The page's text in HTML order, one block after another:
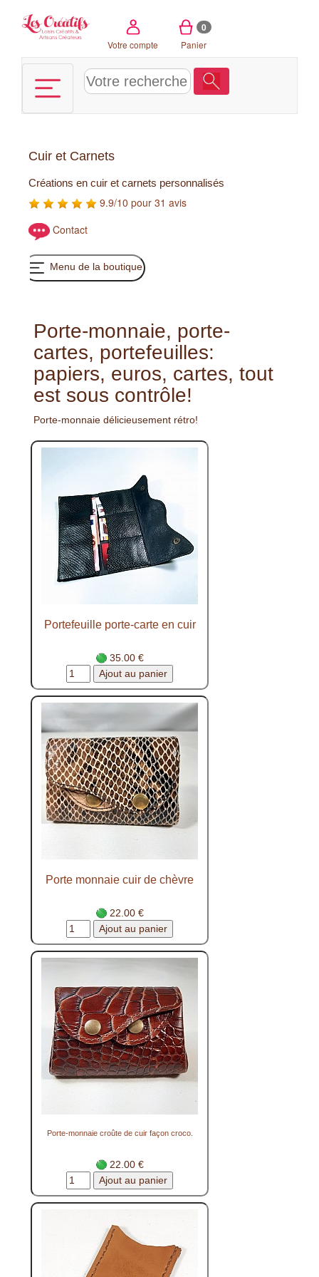
Votre compte
0
Panier
Cuir et Carnets
Créations en cuir et carnets personnalisés
9.9/10 pour 31 avis
Contact
Menu de la boutique
Porte-monnaie, porte-
cartes, portefeuilles:
papiers, euros, cartes, tout
est sous contrôle!
Porte-monnaie délicieusement rétro!
Portefeuille porte-carte en cuir
35.00 €
Porte monnaie cuir de chèvre
22.00 €
Porte-monnaie croûte de cuir façon croco.
22.00 €